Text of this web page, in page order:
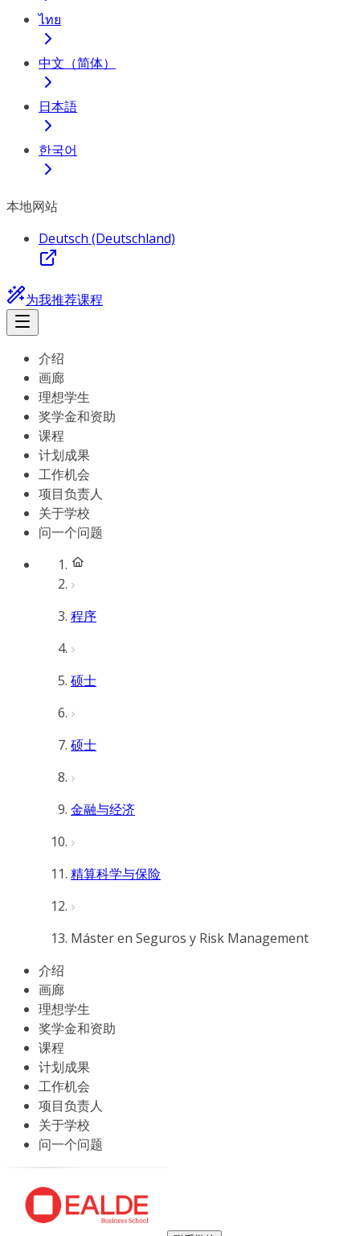
ไทย
中文（简体）
日本語
한국어
本地网站
Deutsch (Deutschland)
为我推荐课程
介绍
画廊
理想学生
奖学金和资助
课程
计划成果
工作机会
项目负责人
关于学校
问一个问题
程序
硕士
硕士
金融与经济
精算科学与保险
Máster en Seguros y Risk Management
介绍
画廊
理想学生
奖学金和资助
课程
计划成果
工作机会
项目负责人
关于学校
问一个问题